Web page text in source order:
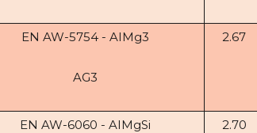
EN AW-5754 - AIMg3
AG3
2.67
EN AW-6060 - AIMgSi 2.70